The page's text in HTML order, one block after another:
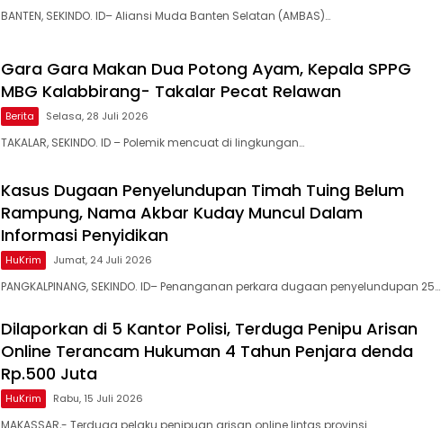
BANTEN, SEKINDO. ID– Aliansi Muda Banten Selatan (AMBAS)…
Gara Gara Makan Dua Potong Ayam, Kepala SPPG
MBG Kalabbirang- Takalar Pecat Relawan
Berita Selasa, 28 Juli 2026
TAKALAR, SEKINDO. ID – Polemik mencuat di lingkungan…
Kasus Dugaan Penyelundupan Timah Tuing Belum
Rampung, Nama Akbar Kuday Muncul Dalam
Informasi Penyidikan
HuKrim Jumat, 24 Juli 2026
PANGKALPINANG, SEKINDO. ID– Penanganan perkara dugaan penyelundupan 25…
Dilaporkan di 5 Kantor Polisi, Terduga Penipu Arisan
Online Terancam Hukuman 4 Tahun Penjara denda
Rp.500 Juta
HuKrim Rabu, 15 Juli 2026